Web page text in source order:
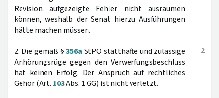
Revision aufgezeigte Fehler nicht ausräumen
können, weshalb der Senat hierzu Ausführungen
hätte machen müssen.
2
2. Die gemäß § 356a StPO statthafte und zulässige
Anhörungsrüge gegen den Verwerfungsbeschluss
hat keinen Erfolg. Der Anspruch auf rechtliches
Gehör (Art. 103Abs. 1 GG) ist nicht verletzt.